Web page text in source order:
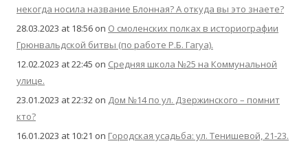
некогда носила название Блонная? А откуда вы это знаете?
28.03.2023 at 18:56 on О смоленских полках в историографии
Грюнвальдской битвы (по работе Р.Б. Гагуа).
12.02.2023 at 22:45 on Средняя школа №25 на Коммунальной
улице.
23.01.2023 at 22:32 on Дом №14 по ул. Дзержинского – помнит
кто?
16.01.2023 at 10:21 on Городская усадьба: ул. Тенишевой, 21-23.